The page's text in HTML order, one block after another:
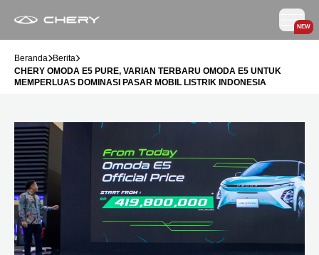
NEW
Beranda Berita
CHERY OMODA E5 PURE, VARIAN TERBARU OMODA E5 UNTUK
MEMPERLUAS DOMINASI PASAR MOBIL LISTRIK INDONESIA